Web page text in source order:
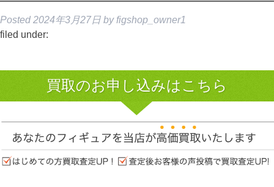
Posted 2024年3月27日 by figshop_owner1
filed under:
買取のお申し込みはこちら